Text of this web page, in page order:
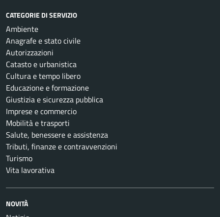
CATEGORIE DI SERVIZIO
Ambiente
Anagrafe e stato civile
Autorizzazioni
Catasto e urbanistica
Cultura e tempo libero
Educazione e formazione
Giustizia e sicurezza pubblica
Imprese e commercio
Mobilità e trasporti
Salute, benessere e assistenza
Tributi, finanze e contravvenzioni
Turismo
Vita lavorativa
NOVITÀ